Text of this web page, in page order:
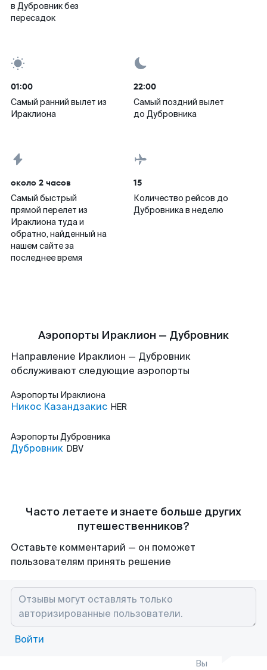
в Дубровник без
пересадок
01:00
Самый ранний вылет из
Ираклиона
22:00
Самый поздний вылет
до Дубровника
около 2 часов
Самый быстрый
прямой перелет из
Ираклиона туда и
обратно, найденный на
нашем сайте за
последнее время
15
Количество рейсов до
Дубровника в неделю
Аэропорты Ираклион — Дубровник
Направление Ираклион — Дубровник
обслуживают следующие аэропорты
Аэропорты Ираклиона
Никос Казандзакис HER
Аэропорты Дубровника
Дубровник DBV
Часто летаете и знаете больше других
путешественников?
Оставьте комментарий — он поможет
пользователям принять решение
Войти
Вы